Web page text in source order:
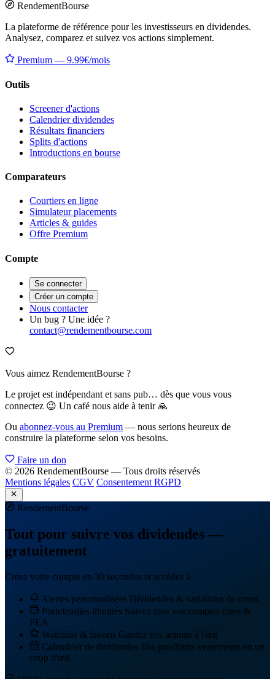
RendementBourse
La plateforme de référence pour les investisseurs en dividendes.
Analysez, comparez et suivez vos actions simplement.
Premium — 9.99€/mois
Outils
Screener d'actions
Calendrier dividendes
Résultats financiers
Splits d'actions
Introductions en bourse
Comparateurs
Courtiers en ligne
Simulateur placements
Articles & guides
Offre Premium
Compte
Se connecter
Créer un compte
Nous contacter
Un bug ? Une idée ?
contact@rendementbourse.com
Vous aimez RendementBourse ?
Le projet est indépendant et sans pub… dès que vous vous
connectez 😉 Un café nous aide à tenir 🙏
Ou abonnez-vous au Premium — nous serions heureux de
construire la plateforme selon vos besoins.
Faire un don
© 2026 RendementBourse — Tous droits réservés
Mentions légales CGV Consentement RGPD
RendementBourse
Tout pour suivre vos dividendes —
gratuitement
Créez votre compte en 30 secondes et accédez à :
Alertes personnalisées Dividendes & variations de cours
Portefeuilles illimités Suivez tous vos comptes titres &
PEA
Watchlist & favoris Gardez vos actions à l'œil
Calendrier de dividendes Vos prochains versements en un
coup d'œil